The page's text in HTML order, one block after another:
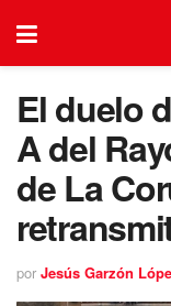
El duelo
A del
de La
por Jesús Garzón